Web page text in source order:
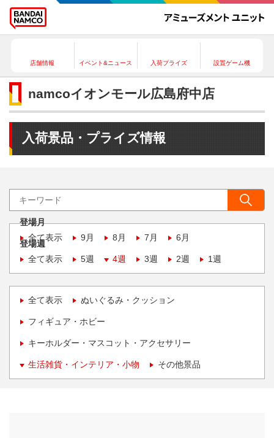
店舗情報 イベント&ニュース 入荷プライズ 設置ゲーム機
namcoイオンモール広島府中店
入荷景品・プライズ情報
登場月
全て表示
9月 8月 7月 6月
登場週
全て表示
5週 4週 3週 2週 1週
全て表示 ぬいぐるみ・クッション
フィギュア・ホビー
キーホルダー・マスコット・アクセサリー
生活雑貨・インテリア・小物 その他景品